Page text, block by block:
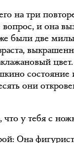
на три
и она
были две
они
у тебя с
Она